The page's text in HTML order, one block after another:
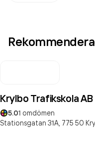
Krylbo Trafikskola AB
5.01 omdömen
Stationsgatan 31A, 775 50